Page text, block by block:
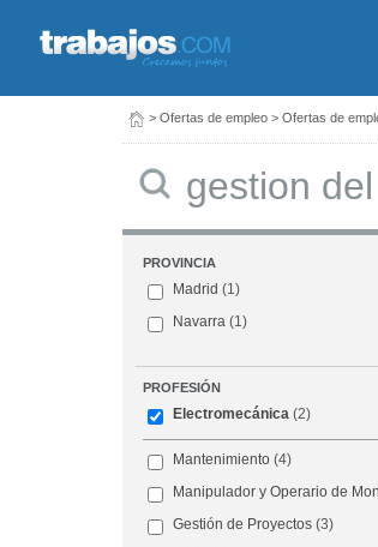
> Ofertas de empleo > Ofertas de
PROVINCIA
Madrid (1)
Navarra (1)
PROFESIÓN
Electromecánica (2)
Mantenimiento (4)
Manipulador y Operario de
Gestión de Proyectos (3)